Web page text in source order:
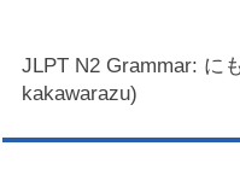
JLPT N2 Grammar: に
kakawarazu)